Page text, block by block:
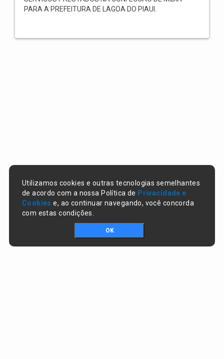
PARA A PREFEITURA DE LAGOA DO PIAUI.
Utilizamos cookies e outras tecnologias semelhantes
de acordo com a nossa Política de Privacidade e
Cookies e, ao continuar navegando, você concorda
com estas condições.
OK